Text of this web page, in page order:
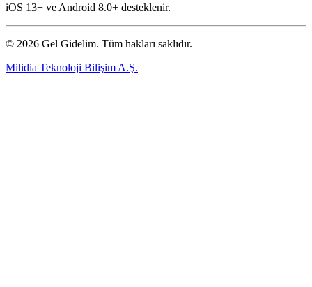
iOS 13+ ve Android 8.0+ desteklenir.
© 2026 Gel Gidelim. Tüm hakları saklıdır.
Milidia Teknoloji Bilişim A.Ş.